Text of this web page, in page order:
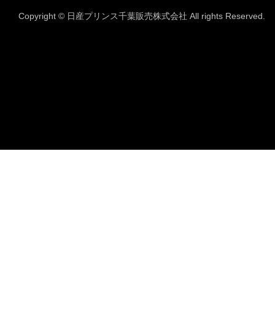
Copyright © 日産プリンス千葉販売株式会社 All rights Reserved.